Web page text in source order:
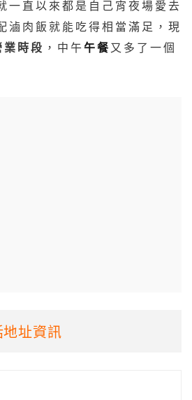
一直以來都是自己宵夜場愛去
滷肉飯就能吃得相當滿足，現
業時段 ，中午午餐 又多了一個
址資訊